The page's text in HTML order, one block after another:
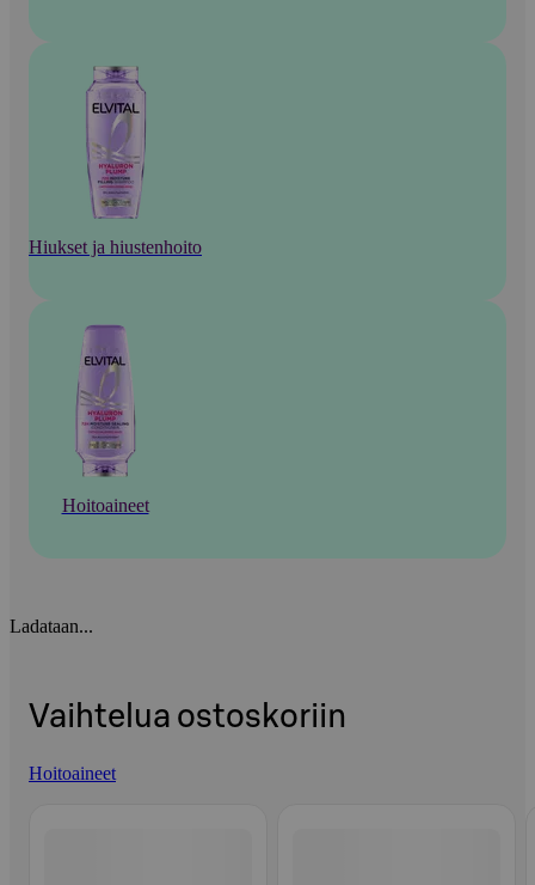
Hiukset ja hiustenhoito
Hoitoaineet
Ladataan...
Vaihtelua ostoskoriin
Hoitoaineet